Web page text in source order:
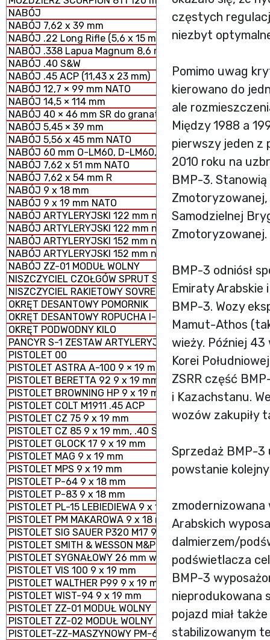
NABÓJ
NABÓJ 7,62 x 39 mm
NABÓJ .22 Long Rifle (5,6 x 15 mm)
NABÓJ .338 Lapua Magnum 8,6 mm
NABÓJ .40 S&W
NABÓJ .45 ACP (11,43 x 23 mm)
NABÓJ 12,7 × 99 mm NATO
NABÓJ 14,5 × 114 mm
NABÓJ 40 × 46 mm SR do granatników
NABÓJ 5,45 × 39 mm
NABÓJ 5,56 x 45 mm NATO
NABÓJ 60 mm O-LM60, D-LM60, S-LM60 MOŹDZIERZOWY
NABÓJ 7,62 x 51 mm NATO
NABÓJ 7,62 x 54 mm R
NABÓJ 9 x 18 mm
NABÓJ 9 x 19 mm NATO
NABÓJ ARTYLERYJSKI 122 mm nabój HE z ładunkiem
NABÓJ ARTYLERYJSKI 122 mm nabój HE z ładunkiem
NABÓJ ARTYLERYJSKI 152 mm nabój HE z ładunkiem
NABÓJ ARTYLERYJSKI 152 mm nabój HE z ładunkiem
NABÓJ ZZ-01 MODUŁ WOLNY
NISZCZYCIEL CZOŁGÓW SPRUT SD-2S25M
NISZCZYCIEL RAKIETOWY SOVREMENNY
OKRĘT DESANTOWY POMORNIK
OKRĘT DESANTOWY ROPUCHA I-II
OKRĘT PODWODNY KILO
PANCYR S-1 ZESTAW ARTYLERYJSKO - RAKIETOWY
PISTOLET 00
PISTOLET ASTRA A-100 9 × 19 mm
PISTOLET BERETTA 92 9 x 19 mm
PISTOLET BROWNING HP 9 x 19 mm
PISTOLET COLT M1911 .45 ACP
PISTOLET CZ 75 9 x 19 mm
PISTOLET CZ 85 9 x 19 mm, .40 S&W
PISTOLET GLOCK 17 9 x 19 mm
PISTOLET MAG 9 x 19 mm
PISTOLET MPS 9 x 19 mm
PISTOLET P-64 9 x 18 mm
PISTOLET P-83 9 x 18 mm
PISTOLET PL-15 LEBIEDIEWA 9 x 19 mm
PISTOLET PM MAKAROWA 9 x 18 mm
PISTOLET SIG SAUER P320 M17 9 x 19 mm
PISTOLET SMITH & WESSON M&P 9 x 19 mm
PISTOLET SYGNAŁOWY 26 mm wz. 1978
PISTOLET VIS 100 9 x 19 mm
PISTOLET WALTHER P99 9 x 19 mm
PISTOLET WIST-94 9 x 19 mm
PISTOLET ZZ-01 MODUŁ WOLNY
PISTOLET ZZ-02 MODUŁ WOLNY
PISTOLET-ZZ-MASZYNOWY PM-63 RAK 9 × 18 mm
częstych
niezbyt
Pomimo uwag
kierowano do
ale
Między 1988 a
pierwszy jeden z
2010 roku na
BMP-3.
Samodzielnej
Zmotoryzowanej.
BMP-3 odniósł
Emiraty Arabskie
BMP-3. Wozy
Mamut-Athos
wieży. Później
Korei
ZSRR część
i Kazachstanu.
wozów zakupiły
Sprzedaż BMP-3
powstanie
Arabskich
dalmierzem/
podświetlacza
BMP-3
nieprodukowana
pojazd miał
stabilizowanym